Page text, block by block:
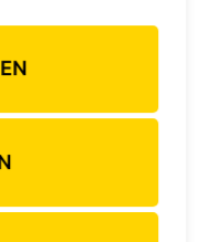
so die Schafe zu
der andere Hund in
jeder Hund
. Da Pat
damit die Hunde
😉 !